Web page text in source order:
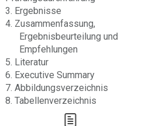
3. Ergebnisse
4. Zusammenfassung,
Ergebnisbeurteilung und
Empfehlungen
5. Literatur
6. Executive Summary
7. Abbildungsverzeichnis
8. Tabellenverzeichnis